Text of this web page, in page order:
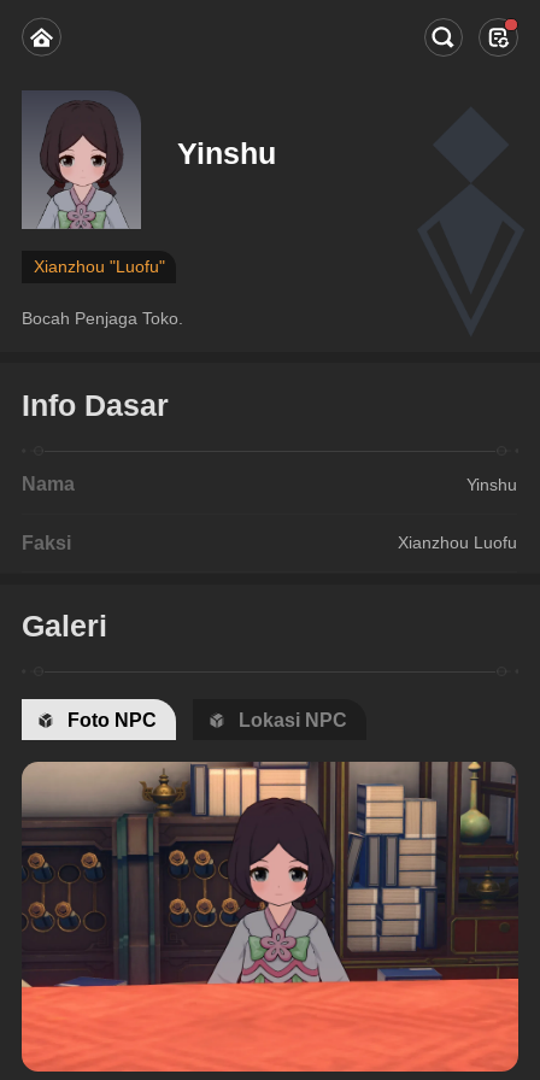
Yinshu
Xianzhou "Luofu"
Bocah Penjaga Toko.
Info Dasar
Nama Yinshu
Faksi Xianzhou Luofu
Galeri
Foto NPC Lokasi NPC